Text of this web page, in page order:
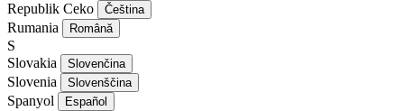
Republik Ceko
Čeština
Rumania Română
S
Slovakia
Slovenčina
Slovenia Slovenščina
Spanyol Español